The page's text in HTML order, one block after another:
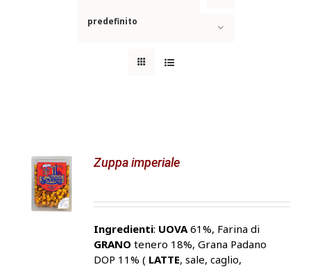
predefinito
Mostra50 Prodotti
Zuppa imperiale
Ingredienti: UOVA61%, Farina di
GRANO tenero 18%, Grana Padano
DOP 11% ( LATTE, sale, caglio,